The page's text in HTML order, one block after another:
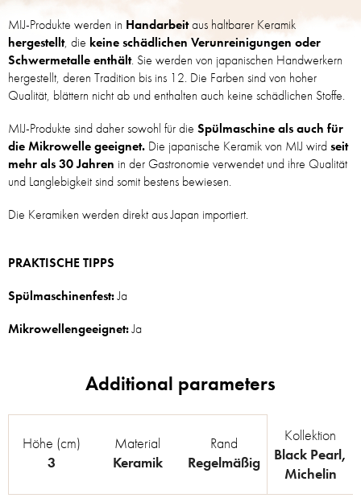
MIJ-Produkte werden in Handarbeitaus haltbarer Keramik
hergestellt, die keine schädlichen Verunreinigungen oder
Schwermetalle enthält. Sie werden von japanischen Handwerkern
hergestellt, deren Tradition bis ins 12. Die Farben sind von hoher
Qualität, blättern nicht ab und enthalten auch keine schädlichen Stoffe.
MIJ-Produkte sind daher sowohl für die Spülmaschine als auch für
die Mikrowelle geeignet. Die japanische Keramik von MIJ wirdseit
mehr als 30 Jahren in der Gastronomie verwendet und ihre Qualität
und Langlebigkeit sind somit bestens bewiesen.
Die Keramiken werden direkt aus Japan importiert.
PRAKTISCHE TIPPS
Spülmaschinenfest:Ja
Mikrowellengeeignet:Ja
Höhe (cm)
3
Material
Keramik
Rand
Regelmäßig
Kollektion
Black Pearl,
Michelin